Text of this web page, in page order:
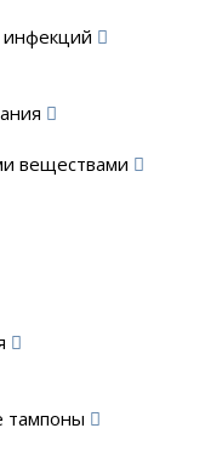
инфекций
веществами
тампоны